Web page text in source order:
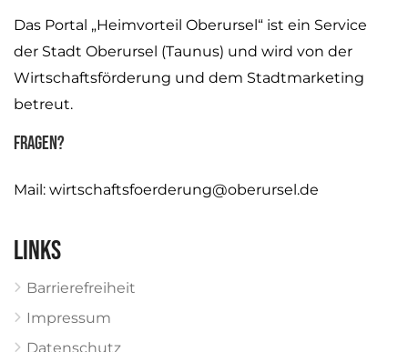
Das Portal „Heimvorteil Oberursel“ ist ein Service
der Stadt Oberursel (Taunus) und wird von der
Wirtschaftsförderung und dem Stadtmarketing
betreut.
Fragen?
Mail: wirtschaftsfoerderung@oberursel.de
Links
Barrierefreiheit
Impressum
Datenschutz